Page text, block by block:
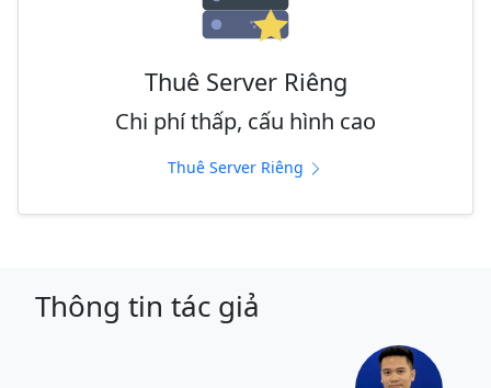
Thuê Server Riêng
Chi phí thấp, cấu hình cao
Thuê Server Riêng
Thông tin tác giả